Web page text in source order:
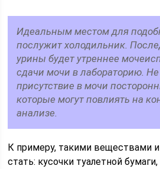
Идеальным местом для
послужит холодильник.
урины будет утреннее
сдачи мочи в лабораторию. Не
присутствие в мочи
которые могут повлиять на
анализе.
К примеру, такими веществами
стать: кусочки туалетной